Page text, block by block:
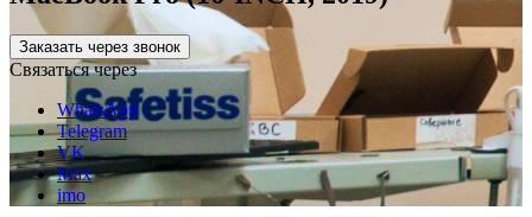
Заказать через звонок
Связаться через
WhatsApp
Telegram
VK
Max
imo